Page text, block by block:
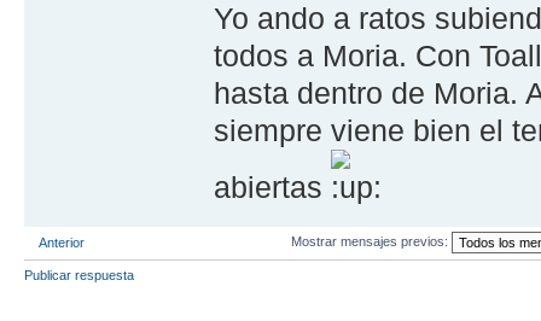
Yo ando a ratos
todos a Moria. Con
hasta dentro de Moria.
siempre viene bien el
abiertas
Anterior Mostrar mensajes previos:
Publicar respuesta